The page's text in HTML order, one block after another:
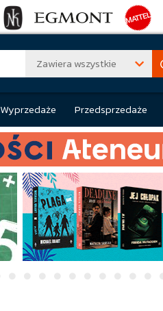
Zawiera wszystkie
Wyprzedaże Przedsprzedaże